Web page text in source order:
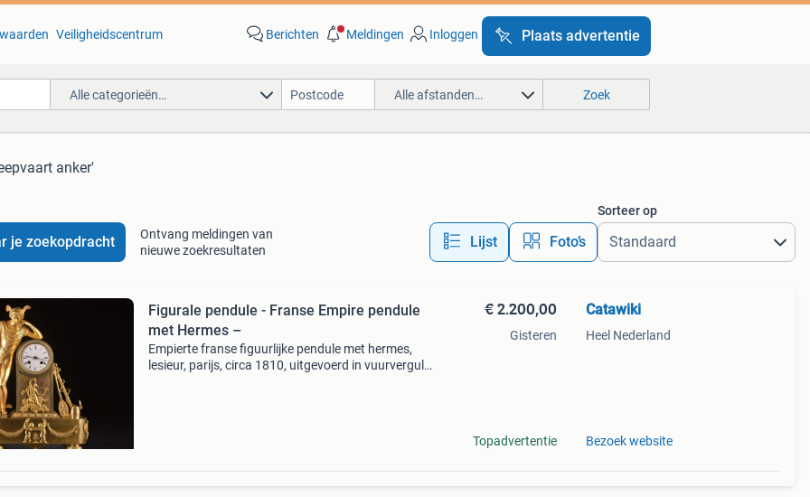
Veiligheidscentrum Berichten Meldingen Inloggen Plaats advertentie
Alle categorieën… Alle afstanden… Zoek
anker'
je zoekopdracht
Ontvang meldingen van
nieuwe zoekresultaten
Lijst Foto’s
Sorteer op
Figurale pendule - Franse Empire pendule
met Hermes –
Empierte franse figuurlijke pendule met hermes,
lesieur, parijs, circa 1810, uitgevoerd in vuurverguld
€ 2.200,00
Gisteren
Topadvertentie
Catawiki
Heel Nederland
Bezoek website